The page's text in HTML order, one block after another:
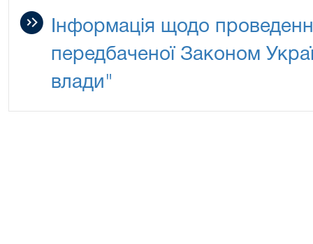
Інформація щодо
передбаченої Законом
влади"